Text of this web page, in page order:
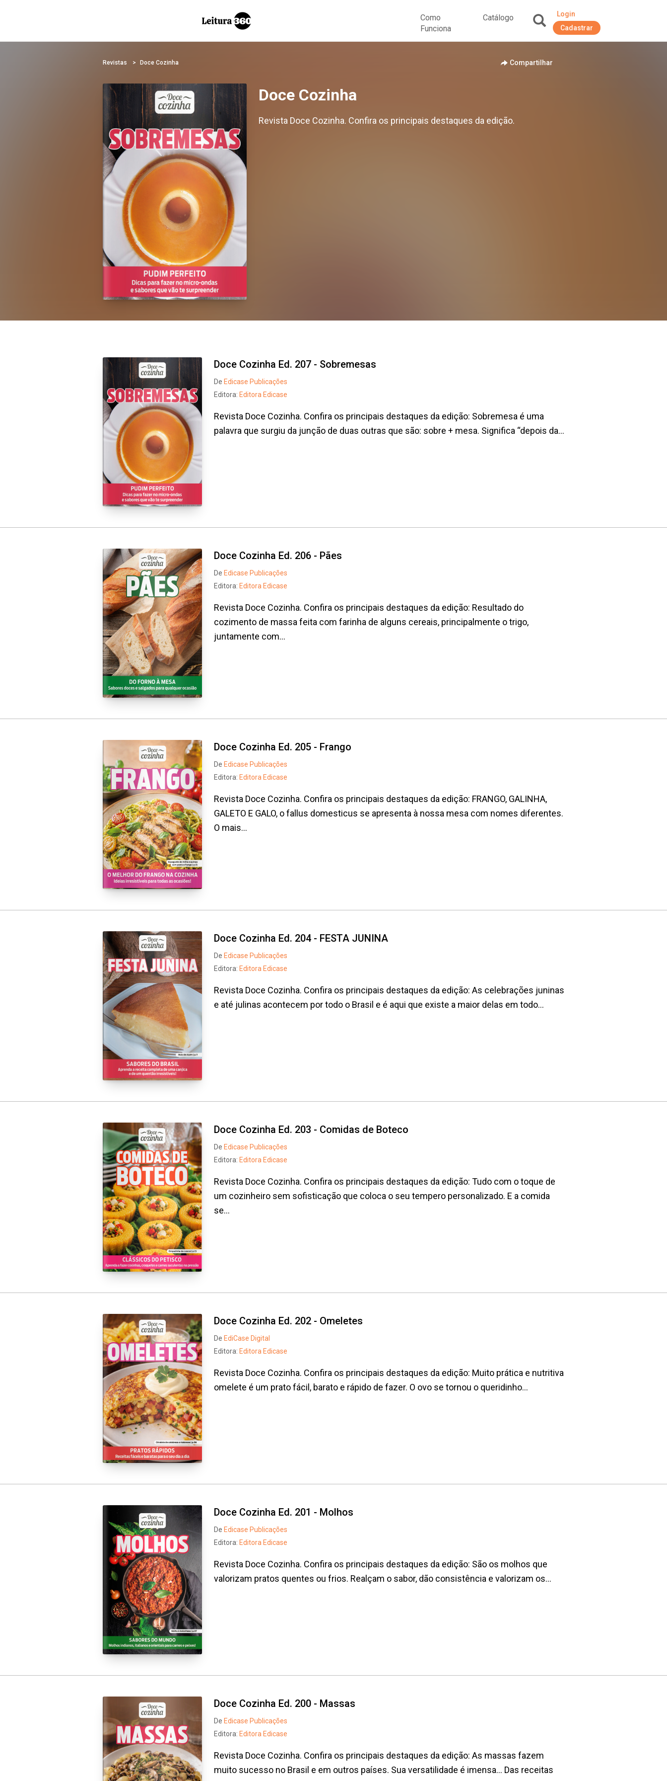
Como
Funciona
Catálogo
Login
Cadastrar
Revistas Doce Cozinha Compartilhar
Doce Cozinha
Revista Doce Cozinha. Confira os principais destaques da edição.
Doce Cozinha Ed. 207 - Sobremesas
De Edicase Publicações
Editora: Editora Edicase
Revista Doce Cozinha. Confira os principais destaques da edição: Sobremesa é uma
palavra que surgiu da junção de duas outras que são: sobre + mesa. Significa “depois da...
Doce Cozinha Ed. 206 - Pães
De Edicase Publicações
Editora: Editora Edicase
Revista Doce Cozinha. Confira os principais destaques da edição: Resultado do
cozimento de massa feita com farinha de alguns cereais, principalmente o trigo,
juntamente com...
Doce Cozinha Ed. 205 - Frango
De Edicase Publicações
Editora: Editora Edicase
Revista Doce Cozinha. Confira os principais destaques da edição: FRANGO, GALINHA,
GALETO E GALO, o fallus domesticus se apresenta à nossa mesa com nomes diferentes.
O mais...
Doce Cozinha Ed. 204 - FESTA JUNINA
De Edicase Publicações
Editora: Editora Edicase
Revista Doce Cozinha. Confira os principais destaques da edição: As celebrações juninas
e até julinas acontecem por todo o Brasil e é aqui que existe a maior delas em todo...
Doce Cozinha Ed. 203 - Comidas de Boteco
De Edicase Publicações
Editora: Editora Edicase
Revista Doce Cozinha. Confira os principais destaques da edição: Tudo com o toque de
um cozinheiro sem sofisticação que coloca o seu tempero personalizado. E a comida
se...
Doce Cozinha Ed. 202 - Omeletes
De EdiCase Digital
Editora: Editora Edicase
Revista Doce Cozinha. Confira os principais destaques da edição: Muito prática e nutritiva
omelete é um prato fácil, barato e rápido de fazer. O ovo se tornou o queridinho...
Doce Cozinha Ed. 201 - Molhos
De Edicase Publicações
Editora: Editora Edicase
Revista Doce Cozinha. Confira os principais destaques da edição: São os molhos que
valorizam pratos quentes ou frios. Realçam o sabor, dão consistência e valorizam os...
Doce Cozinha Ed. 200 - Massas
De Edicase Publicações
Editora: Editora Edicase
Revista Doce Cozinha. Confira os principais destaques da edição: As massas fazem
muito sucesso no Brasil e em outros países. Sua versatilidade é imensa... Das receitas